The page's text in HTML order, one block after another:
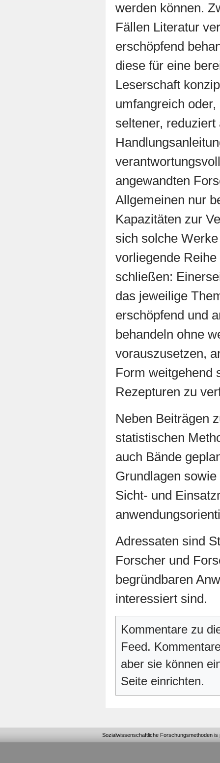
werden können.
Fällen Literatur
erschöpfend
diese für eine
Leserschaft
umfangreich
seltener,
angewandten
Allgemeinen nur
Kapazitäten zur
sich solche
vorliegende
schließen:
das jeweilige
erschöpfend und
behandeln ohne
vorauszusetzen,
Form weitgehend
Rezepturen zu
Neben Beiträgen
statistischen
auch Bände
Grundlagen
Sicht- und
Adressaten sind
Forscher und
begründbaren
interessiert sind.
Kommentare zu
Feed.
aber sie können
Seite einrichten.
Sozialwissenschaftliche Forschungsmethodenis